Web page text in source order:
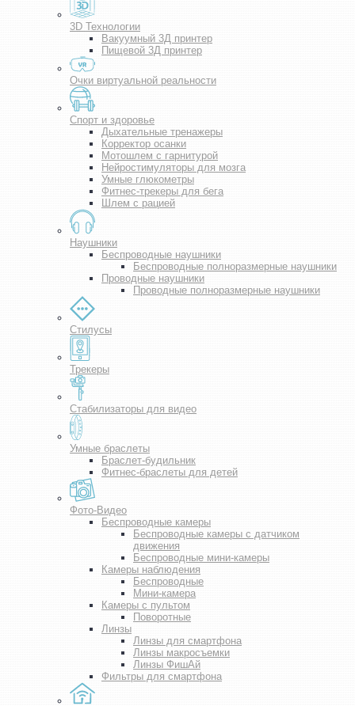
3D Технологии
Вакуумный 3Д принтер
Пищевой 3Д принтер
Очки виртуальной реальности
Спорт и здоровье
Дыхательные тренажеры
Корректор осанки
Мотошлем с гарнитурой
Нейростимуляторы для мозга
Умные глюкометры
Фитнес-трекеры для бега
Шлем с рацией
Наушники
Беспроводные наушники
Беспроводные полноразмерные наушники
Проводные наушники
Проводные полноразмерные наушники
Стилусы
Трекеры
Стабилизаторы для видео
Умные браслеты
Браслет-будильник
Фитнес-браслеты для детей
Фото-Видео
Беспроводные камеры
Беспроводные камеры с датчиком
движения
Беспроводные мини-камеры
Камеры наблюдения
Беспроводные
Мини-камера
Камеры с пультом
Поворотные
Линзы
Линзы для смартфона
Линзы макросъемки
Линзы ФишАй
Фильтры для смартфона